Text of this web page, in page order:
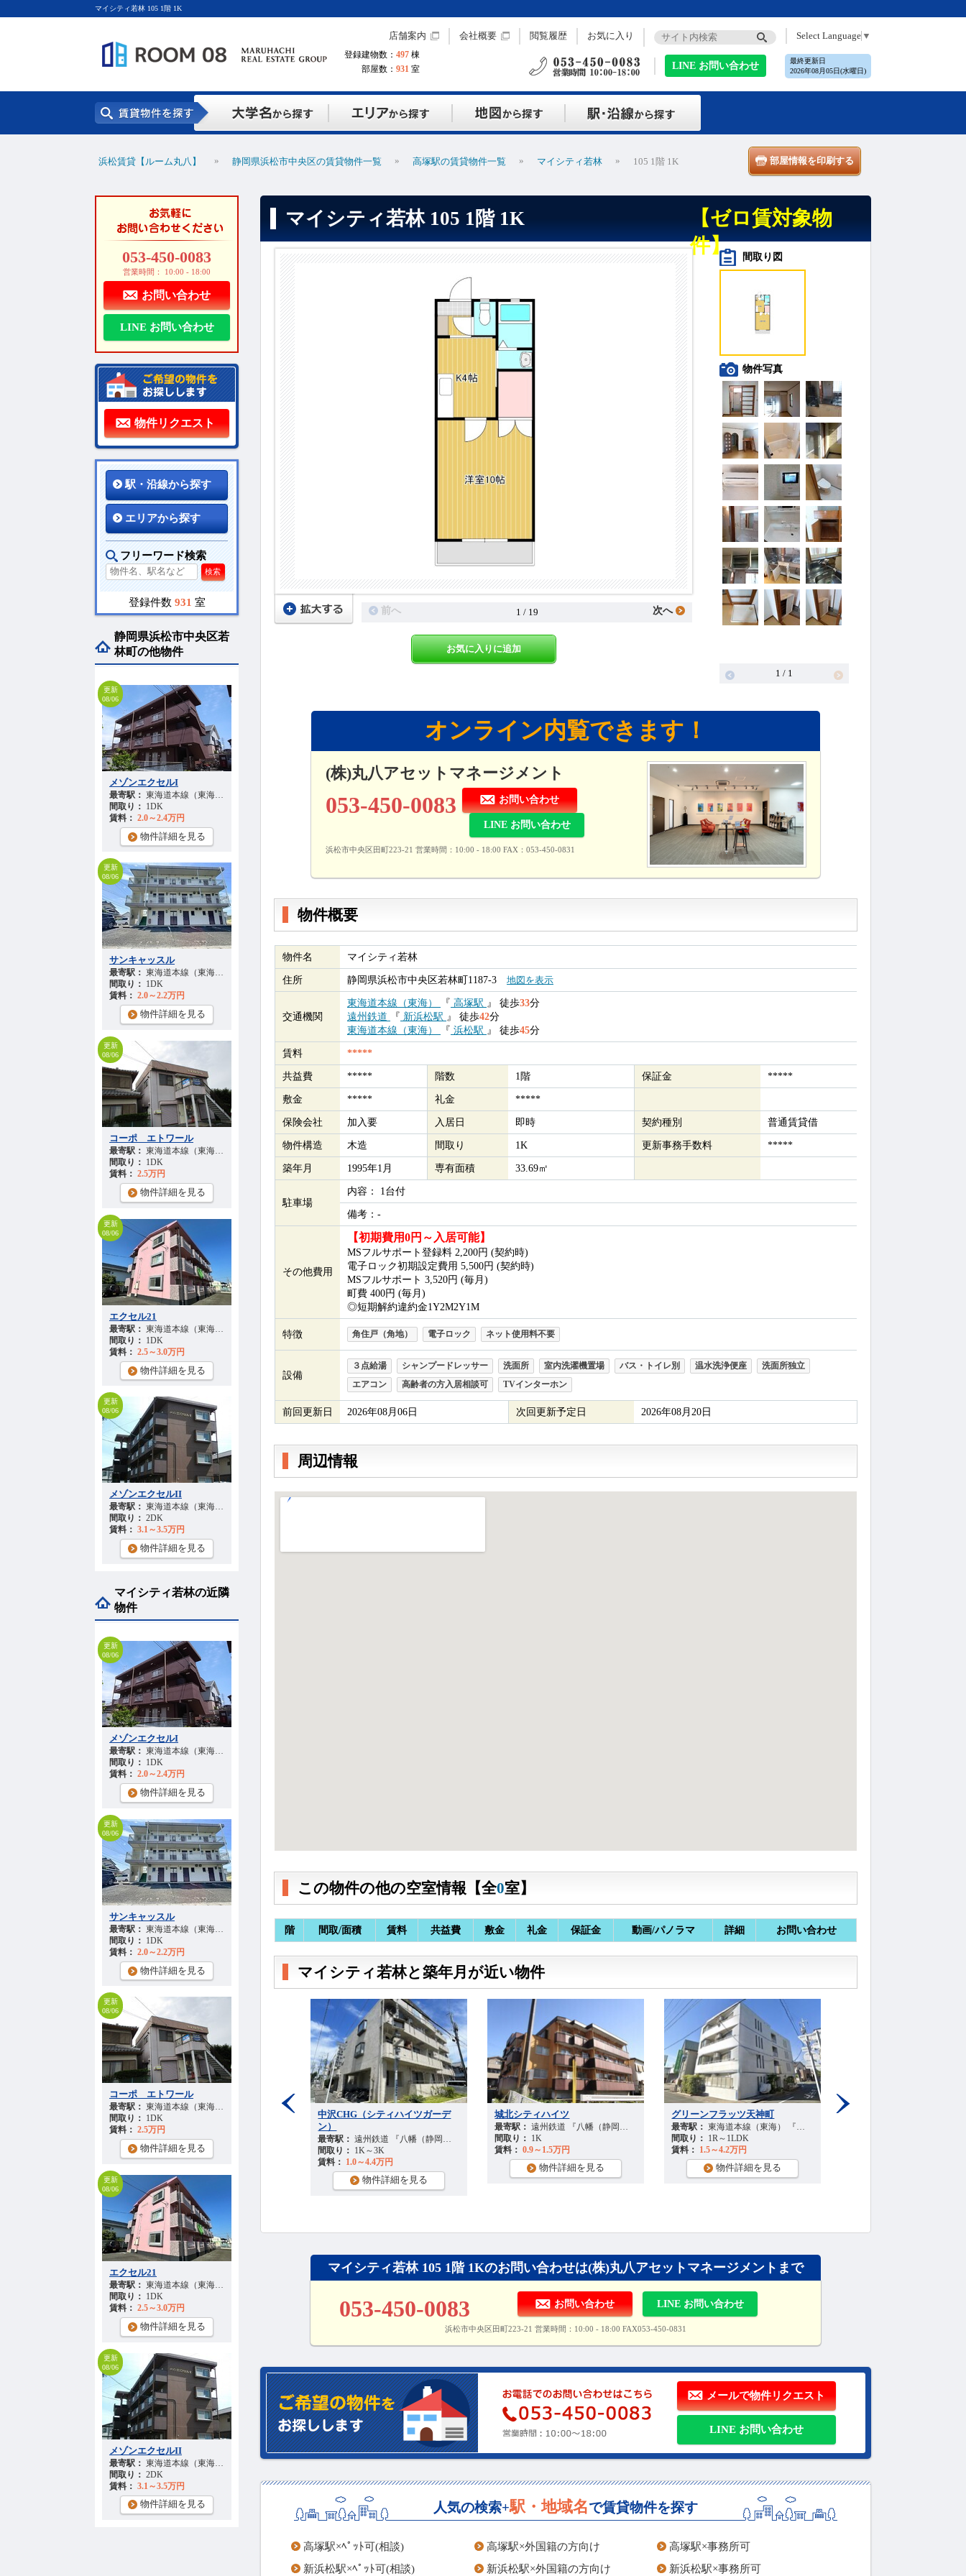
マイシティ若林 105 1階 1K
登録建物数： 497 棟
部屋数： 931 室
店舗案内 会社概要 閲覧履歴 お気に入り Select Language ▼
LINE お問い合わせ
最終更新日
2026年08月05日(水曜日)
浜松賃貸【ルーム丸八】 » 静岡県浜松市中央区の賃貸物件一覧 » 高塚駅の賃貸物件一覧 » マイシティ若林 » 105 1階 1K 部屋情報を印刷する
053-450-0083
営業時間： 10:00 - 18:00
お問い合わせ
LINE お問い合わせ
物件リクエスト
駅・沿線から探す
エリアから探す
フリーワード検索
検索
登録件数 931 室
静岡県浜松市中央区若
林町の他物件
メゾンエクセルI
最寄駅： 東海道本線（東海） 『高塚駅』 徒歩
間取り： 1DK
賃料： 2.0～2.4万円
物件詳細を見る
更新
08/06
サンキャッスル
最寄駅： 東海道本線（東海） 『高塚駅』 徒歩 31分
間取り： 1DK
賃料： 2.0～2.2万円
物件詳細を見る
更新
08/06
コーポ エトワール
最寄駅： 東海道本線（東海） 『高塚駅』 徒歩 29 分
間取り： 1DK
賃料： 2.5万円
物件詳細を見る
更新
08/06
エクセル21
最寄駅： 東海道本線（東海） 『高塚駅』 徒歩 28分
間取り： 1DK
賃料： 2.5～3.0万円
物件詳細を見る
更新
08/06
メゾンエクセルII
最寄駅： 東海道本線（東海） 『高塚駅』 徒歩
間取り： 2DK
賃料： 3.1～3.5万円
物件詳細を見る
更新
08/06
マイシティ若林の近隣
物件
メゾンエクセルI
最寄駅： 東海道本線（東海） 『高塚駅』 徒歩
間取り： 1DK
賃料： 2.0～2.4万円
物件詳細を見る
更新
08/06
サンキャッスル
最寄駅： 東海道本線（東海） 『高塚駅』 徒歩 31
間取り： 1DK
賃料： 2.0～2.2万円
物件詳細を見る
更新
08/06
コーポ エトワール
最寄駅： 東海道本線（東海） 『高塚駅』 徒歩 29
間取り： 1DK
賃料： 2.5万円
物件詳細を見る
更新
08/06
エクセル21
最寄駅： 東海道本線（東海） 『高塚駅』 徒歩
間取り： 1DK
賃料： 2.5～3.0万円
物件詳細を見る
更新
08/06
メゾンエクセルII
最寄駅： 東海道本線（東海） 『高塚駅』 徒歩 31分
間取り： 2DK
賃料： 3.1～3.5万円
物件詳細を見る
更新
08/06
マイシティ若林 105 1階 1K
【ゼロ賃対象物
件】
1 / 19
前へ 次へ
お気に入りに追加
間取り図
物件写真
1 / 1
オンライン内覧できます！
(株)丸八アセットマネージメント
053-450-0083 お問い合わせ
LINE お問い合わせ
浜松市中央区田町223-21 営業時間：10:00 - 18:00 FAX：053-450-0831
物件概要
物件名
マイシティ若林
住所
静岡県浜松市中央区若林町1187-3 地図を表示
交通機関
東海道本線（東海） 『 高塚駅 』 徒歩33分
遠州鉄道
『 新浜松駅 』 徒歩42分
東海道本線（東海）
『 浜松駅 』 徒歩45分
賃料
*****
共益費
***** 階数 1階 保証金
*****
敷金
***** 礼金
*****
保険会社
加入要 入居日 即時 契約種別
普通賃貸借
物件構造
木造 間取り 1K 更新事務手数料
*****
築年月
1995年1月 専有面積 33.69㎡
駐車場
内容： 1台付
備考：-
その他費用
【初期費用0円～入居可能】
MSフルサポート登録料 2,200円 (契約時)
電子ロック初期設定費用 5,500円 (契約時)
MSフルサポート 3,520円 (毎月)
町費 400円 (毎月)
◎短期解約違約金1Y2M2Y1M
特徴 角住戸（角地） 電子ロック ネット使用料不要
設備
３点給湯 シャンプードレッサー 洗面所 室内洗濯機置場 バス・トイレ別 温水洗浄便座
洗面所独立
エアコン
高齢者の方入居相談可 TVインターホン
前回更新日 2026年08月06日 次回更新予定日 2026年08月20日
周辺情報
この物件の他の空室情報【全0室】
階 間取/面積 賃料 共益費 敷金 礼金 保証金 動画/パノラマ 詳細 お問い合わせ
マイシティ若林と築年月が近い物件
15 分
睦町ハイツ
最寄駅：
10分
間取り：1K
賃料： 1.8～2.2万円
中沢CHG（シティハイツガーデ
ン）
最寄駅： 遠州鉄道 『八幡（静岡）駅』 徒歩 12分
間取り： 1K～3K
賃料： 1.0～4.4万円
物件詳細を見る
城北シティハイツ
最寄駅： 遠州鉄道 『八幡（静岡）駅』 徒歩 20分
間取り： 1K
賃料： 0.9～1.5万円
物件詳細を見る
グリーンフラッツ天神町
最寄駅： 東海道本線（東海） 『浜松駅』 徒歩
間取り： 1R～1LDK
賃料： 1.5～4.2万円
物件詳細を見る
マイシティ若林 105 1階 1Kのお問い合わせは(株)丸八アセットマネージメントまで
053-450-0083 お問い合わせ LINE お問い合わせ
浜松市中央区田町223-21 営業時間：10:00 - 18:00 FAX053-450-0831
メールで物件リクエスト
LINE お問い合わせ
人気の検索+駅・地域名で賃貸物件を探す
高塚駅×ﾍﾟｯﾄ可(相談) 高塚駅×外国籍の方向け
高塚駅×事務所可
新浜松駅×ﾍﾟｯﾄ可(相談)
新浜松駅×外国籍の方向け 新浜松駅×事務所可